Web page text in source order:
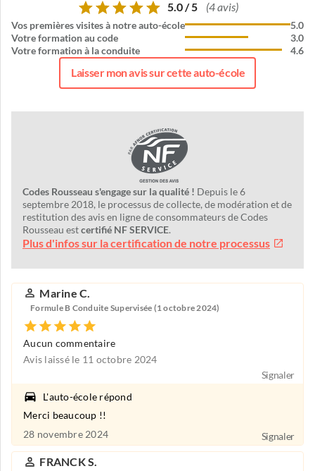
5.0 / 5 (4 avis)
Vos premières visites à notre auto-école
Votre formation au code
Votre formation à la conduite
5.0
3.0
4.6
Laisser mon avis sur cette auto-école
Codes Rousseau s'engage sur la qualité ! Depuis le 6
septembre 2018, le processus de collecte, de modération et de
restitution des avis en ligne de consommateurs de Codes
Rousseau estcertifié NF SERVICE.
Plus d'infos sur la certification de notre processus
Marine C.
Formule B Conduite Supervisée (1 octobre 2024)
Aucun commentaire
Avis laissé le 11 octobre 2024
Signaler
L'auto-école répond
Merci beaucoup !!
28 novembre 2024
Signaler
FRANCK S.